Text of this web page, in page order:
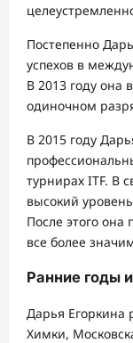
Постепенно
успехов в
В 2013 году она
одиночном
В 2015 году
турнирах ITF. В
высокий
После этого она
все более
Ранние годы
Дарья Егоркина
Химки,